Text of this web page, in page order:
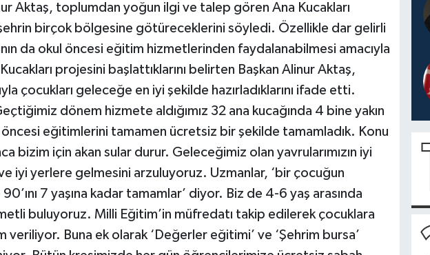
Aktaş, toplumdan yoğun ilgi ve talep gören Ana Kucakları
birçok bölgesine götüreceklerini söyledi. Özellikle dar gelirli
da okul öncesi eğitim hizmetlerinden faydalanabilmesi amacıyla
projesini başlattıklarını belirten Başkan Alinur Aktaş,
çocukları geleceğe en iyi şekilde hazırladıklarını ifade etti.
dönem hizmete aldığımız 32 ana kucağında 4 bine yakın
eğitimlerini tamamen ücretsiz bir şekilde tamamladık. Konu
bizim için akan sular durur. Geleceğimiz olan yavrularımızın iyi
ve iyi yerlere gelmesini arzuluyoruz. Uzmanlar, ‘bir çocuğun
7 yaşına kadar tamamlar’ diyor. Biz de 4-6 yaş arasında
buluyoruz. Milli Eğitim’in müfredatı takip edilerek çocuklara
veriliyor. Buna ek olarak ‘Değerler eğitimi’ ve ‘Şehrim bursa’